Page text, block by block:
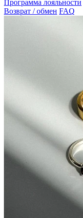
Программа лояльности
Возврат / обмен FAQ